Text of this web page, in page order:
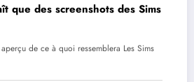
que des screenshots des Sims
de ce à quoi ressemblera Les Sims